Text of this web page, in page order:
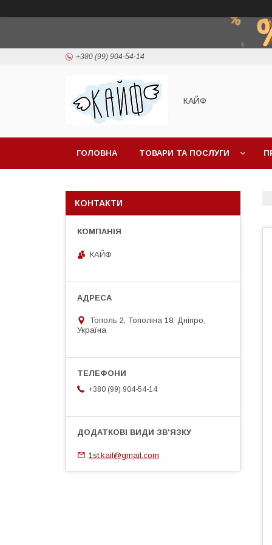
+380 (99) 904-54-14
КАЙФ
ГОЛОВНА ТОВАРИ ТА ПОСЛУГИ
КОНТАКТИ
КАЙФ
Тополь 2, Тополіна 18, Дніпро,
Україна
+380 (99) 904-54-14
1st.kaif@gmail.com